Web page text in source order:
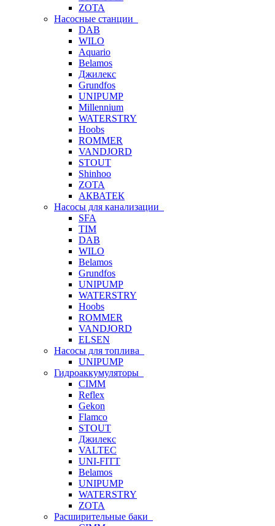
ZOTA
Насосные станции
DAB
WILO
Aquario
Belamos
Джилекс
Grundfos
UNIPUMP
Millennium
WATERSTRY
Hoobs
ROMMER
VANDJORD
STOUT
Shinhoo
ZOTA
АКВАТЕК
Насосы для канализации
SFA
TIM
DAB
WILO
Belamos
Grundfos
UNIPUMP
WATERSTRY
Hoobs
ROMMER
VANDJORD
ELSEN
Насосы для топлива
UNIPUMP
Гидроаккумуляторы
CIMM
Reflex
Gekon
Flamco
STOUT
Джилекс
VALTEC
UNI-FITT
Belamos
UNIPUMP
WATERSTRY
ZOTA
Расширительные баки